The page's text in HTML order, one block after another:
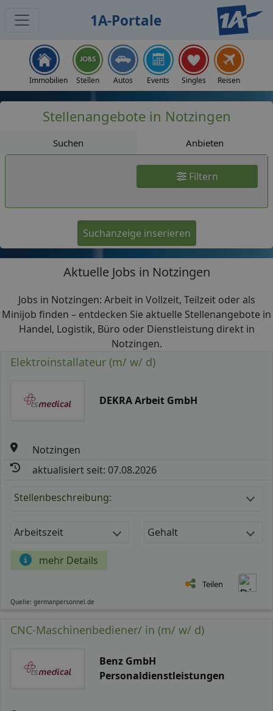
1A-Portale
Immobilien Stellen Autos Events Singles Reisen
Stellenangebote in Notzingen
Suchen Anbieten
Filtern
Suchanzeige inserieren
Aktuelle Jobs in Notzingen
Jobs in Notzingen: Arbeit in Vollzeit, Teilzeit oder als
Minijob finden – entdecken Sie aktuelle Stellenangebote in
Handel, Logistik, Büro oder Dienstleistung direkt in
Notzingen.
Elektroinstallateur (m/ w/ d)
DEKRA Arbeit GmbH
Notzingen
aktualisiert seit: 07.08.2026
Stellenbeschreibung:
Arbeitszeit Gehalt
mehr Details
Teilen
Quelle: germanpersonnel.de
CNC-Maschinenbediener/ in (m/ w/ d)
Benz GmbH
Personaldienstleistungen